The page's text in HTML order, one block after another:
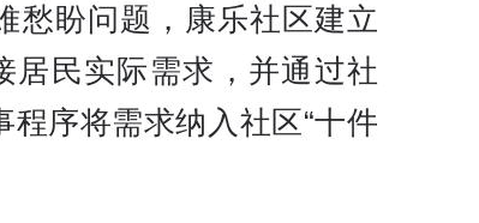
愁盼问题，康乐社区建立
居民实际需求，并通过社
序将需求纳入社区“十件